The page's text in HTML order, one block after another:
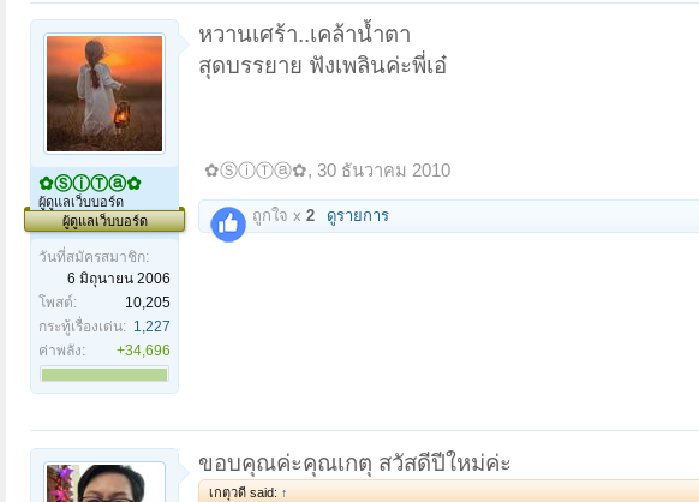
✿ⓈⓘⓉⓐ✿
ผู้ดูแลเว็บบอร์ด
ผู้ดูแลเว็บบอร์ด
วันที่สมัครสมาชิก:
6 มิถุนายน 2006
โพสต์:
10,205
กระทู้เรื่องเด่น: 1,227
ค่าพลัง:
+34,696
หวานเศร้า..เคล้าน้ำตา
สุดบรรยาย ฟังเพลินค่ะพี่เอ๋
✿ⓈⓘⓉⓐ✿, 30 ธันวาคม 2010
ถูกใจ x 2 ดูรายการ
ขอบคุณค่ะคุณเกตุ สวัสดีปีใหม่ค่ะ
เกตุวดี said: ↑